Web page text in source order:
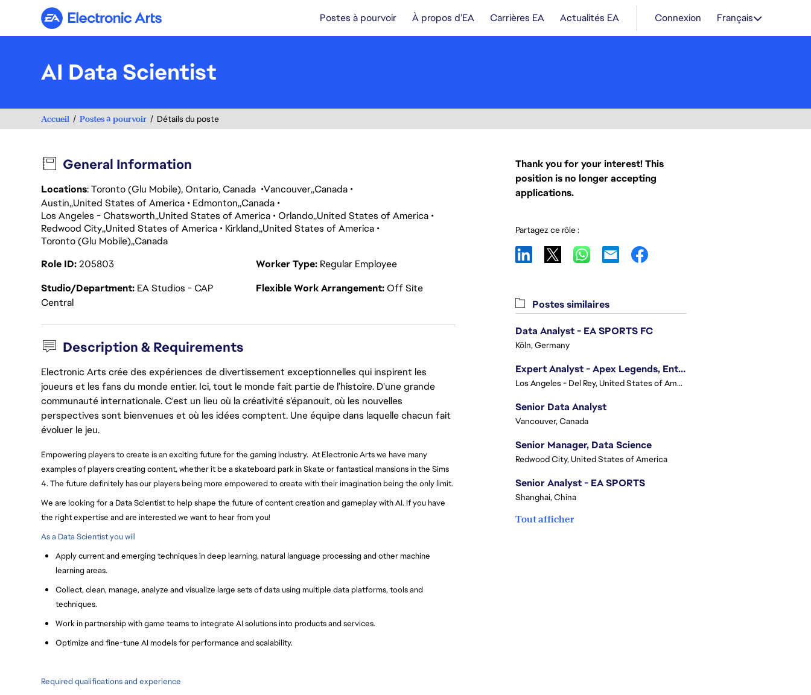
Electronic Arts Postes à pourvoir À propos d’EA Carrières EA Actualités EA Connexion Français
AI Data Scientist
Accueil Postes à pourvoir Détails du poste
General Information
Locations: Toronto (Glu Mobile), Ontario, Canada Vancouver Canada
Austin United States of America Edmonton Canada
Los Angeles - Chatsworth United States of America Orlando United States of America
Redwood City United States of America Kirkland United States of America
Toronto (Glu Mobile) Canada
Role ID205803 Worker Type Regular Employee
Studio/Department EA Studios - CAP
Central
Flexible Work Arrangement Off Site
Description & Requirements
Electronic Arts crée des expériences de divertissement exceptionnelles qui inspirent les
joueurs et les fans du monde entier. Ici, tout le monde fait partie de l’histoire. D'une grande
communauté internationale. C'est un lieu où la créativité s’épanouit, où les nouvelles
perspectives sont bienvenues et où les idées comptent. Une équipe dans laquelle chacun fait
évoluer le jeu.
Empowering players to create is an exciting future for the gaming industry. At Electronic Arts we have many
examples of players creating content, whether it be a skateboard park in Skate or fantastical mansions in the Sims
4. The future definitely has our players being more empowered to create with their imagination being the only limit.
We are looking for a Data Scientist to help shape the future of content creation and gameplay with AI. If you have
the right expertise and are interested we want to hear from you!
As a Data Scientist you will
Apply current and emerging techniques in deep learning, natural language processing and other machine
learning areas.
Collect, clean, manage, analyze and visualize large sets of data using multiple data platforms, tools and
techniques.
Work in partnership with game teams to integrate AI solutions into products and services.
Optimize and fine-tune AI models for performance and scalability.
Required qualifications and experience
Thank you for your interest! This
position is no longer accepting
applications.
Partagez ce rôle :
Postes similaires
Data Analyst - EA SPORTS FC
Köln, Germany
Expert Analyst - Apex Legends, Enterprise Intelligence (EI)
Los Angeles - Del Rey, United States of America
Senior Data Analyst
Vancouver, Canada
Senior Manager, Data Science
Redwood City, United States of America
Senior Analyst - EA SPORTS
Shanghai, China
Tout afficher